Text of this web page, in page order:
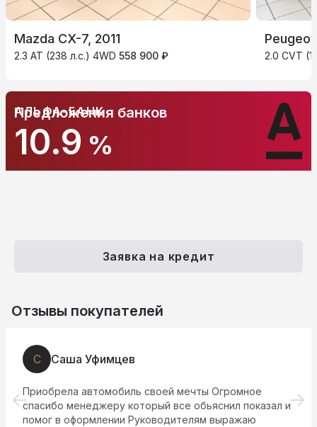
Mazda CX-7, 2011
2.3 AT (238 л.с.) 4WD 558 900 ₽ 2.0 CVT
АЛЬФА-БАНК
10.9 %
Предложения банков
Заявка на кредит
Отзывы покупателей
мечты Огромное
все обьяснил показал и
выражаю
Купили автомобиль в
устроило, менеджеру